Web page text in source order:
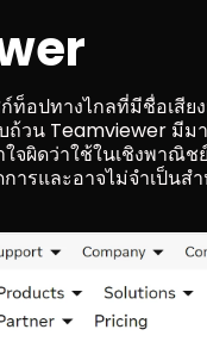
ท็อปทางไกลที่มีชื่อเสีย
วน Teamviewer มีม
จผิดว่าใช้ในเชิงพาณิ
ารและอาจไม่จำเป็นส